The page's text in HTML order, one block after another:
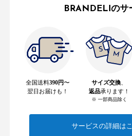
BRANDELIのサ
全国送料390円〜
翌日お届けも！
サイズ交換
返品承ります！
※ 一部商品除く
サービスの詳細は